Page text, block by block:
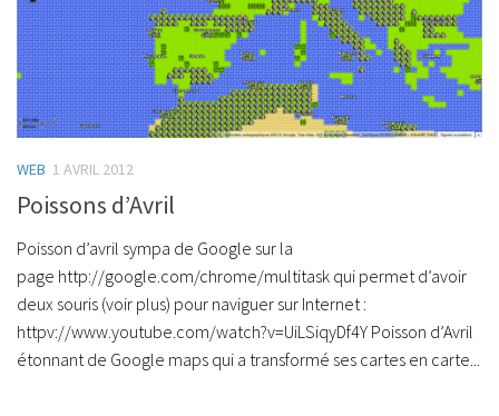
WEB 1 AVRIL 2012
Poissons d’Avril
Poisson d’avril sympa de Google sur la
page http://google.com/chrome/multitask qui permet d’avoir
deux souris (voir plus) pour naviguer sur Internet :
httpv://www.youtube.com/watch?v=UiLSiqyDf4Y Poisson d’Avril
étonnant de Google maps qui a transformé ses cartes en carte...